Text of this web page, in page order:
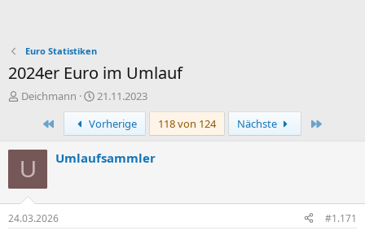
Euro Statistiken
2024er Euro im Umlauf
E
e
e
r
Deichmann
E
r
s
t
e
m
21.11.2023
Erste
Vorherige 118 von 124 Nächste
U Umlaufsammler
24.03.2026 #1.171